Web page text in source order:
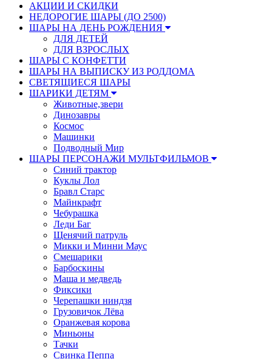
АКЦИИ И СКИДКИ
НЕДОРОГИЕ ШАРЫ (ДО 2500)
ШАРЫ НА ДЕНЬ РОЖДЕНИЯ
ДЛЯ ДЕТЕЙ
ДЛЯ ВЗРОСЛЫХ
ШАРЫ С КОНФЕТТИ
ШАРЫ НА ВЫПИСКУ ИЗ РОДДОМА
СВЕТЯЩИЕСЯ ШАРЫ
ШАРИКИ ДЕТЯМ
Животные,звери
Динозавры
Космос
Машинки
Подводный Мир
ШАРЫ ПЕРСОНАЖИ МУЛЬТФИЛЬМОВ
Синий трактор
Куклы Лол
Бравл Старс
Майнкрафт
Чебурашка
Леди Баг
Щенячий патруль
Микки и Минни Маус
Смешарики
Барбоскины
Маша и медведь
Фиксики
Черепашки ниндзя
Грузовичок Лёва
Оранжевая корова
Миньоны
Тачки
Свинка Пеппа